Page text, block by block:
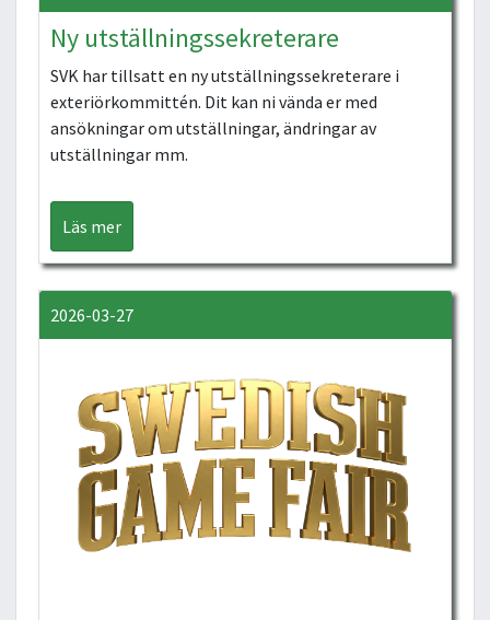
Ny utställningssekreterare
SVK har tillsatt en ny utställningssekreterare i
exteriörkommittén. Dit kan ni vända er med
ansökningar om utställningar, ändringar av
utställningar mm.
Läs mer
2026-03-27